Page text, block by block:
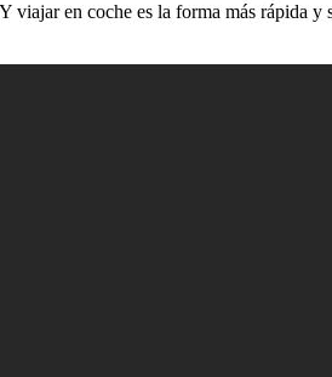
en coche es la forma más rápida